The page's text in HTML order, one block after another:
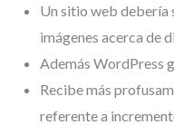
Un sitio web debería
imágenes acerca de
Además WordPress
Recibe más
referente a